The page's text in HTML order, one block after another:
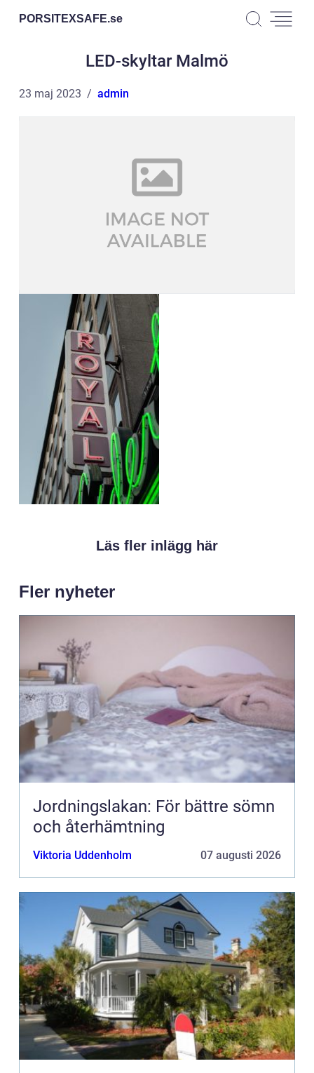
PORSITEXSAFE.se
LED-skyltar Malmö
23 maj 2023 admin
Läs fler inlägg här
Fler nyheter
Jordningslakan: För bättre sömn
och återhämtning
Viktoria Uddenholm 07 augusti 2026